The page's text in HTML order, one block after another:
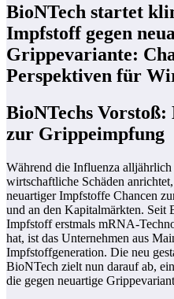
BioNTech startet
Impfstoff gegen
Grippevariante:
Perspektiven für
BioNTechs Vorstoß:
zur Grippeimpfung
Während die Influenza
wirtschaftliche Schäden
neuartiger Impfstoffe Chancen
und an den Kapitalmärkten.
Impfstoff erstmals mRNA-
hat, ist das Unternehmen aus
Impfstoffgeneration. Die neu
BioNTech zielt nun darauf ab,
die gegen neuartige